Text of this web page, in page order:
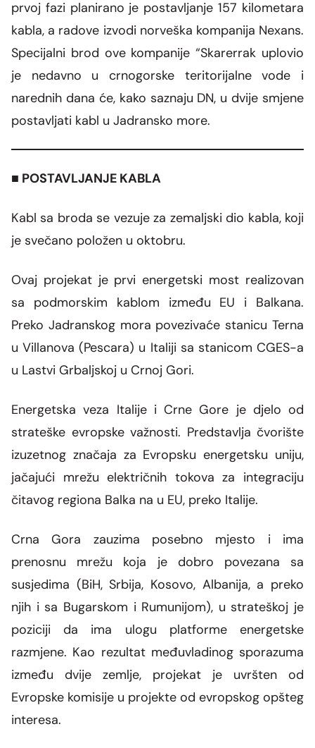
prvoj fazi planirano je postavljanje 157 kilometara
kabla, a radove izvodi norveška kompanija Nexans.
Specijalni brod ove kompanije “Skarerrak uplovio
je nedavno u crnogorske teritorijalne vode i
narednih dana će, kako saznaju DN, u dvije smjene
postavljati kabl u Jadransko more.
■ POSTAVLJANJE KABLA
Kabl sa broda se vezuje za zemaljski dio kabla, koji
je svečano položen u oktobru.
Ovaj projekat je prvi energetski most realizovan
sa podmorskim kablom između EU i Balkana.
Preko Jadranskog mora povezivaće stanicu Terna
u Villanova (Pescara) u Italiji sa stanicom CGES-a
u Lastvi Grbaljskoj u Crnoj Gori.
Energetska veza Italije i Crne Gore je djelo od
strateške evropske važnosti. Predstavlja čvorište
izuzetnog značaja za Evropsku energetsku uniju,
jačajući mrežu električnih tokova za integraciju
čitavog regiona Balka na u EU, preko Italije.
Crna Gora zauzima posebno mjesto i ima
prenosnu mrežu koja je dobro povezana sa
susjedima (BiH, Srbija, Kosovo, Albanija, a preko
njih i sa Bugarskom i Rumunijom), u strateškoj je
poziciji da ima ulogu platforme energetske
razmjene. Kao rezultat međuvladinog sporazuma
između dvije zemlje, projekat je uvršten od
Evropske komisije u projekte od evropskog opšteg
interesa.